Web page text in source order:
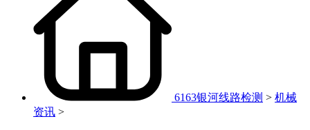
6163银河线路检测 > 机械
资讯 >